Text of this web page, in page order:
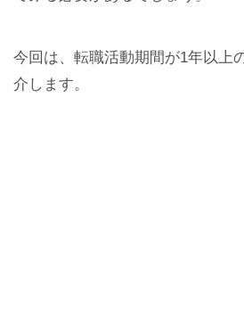
今回は、転職活動期間が1年以上
介します。